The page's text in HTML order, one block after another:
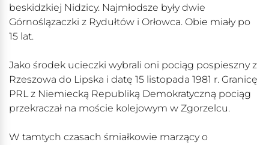
beskidzkiej Nidzicy. Najmłodsze były dwie
Górnoślązaczki z Rydułtów i Orłowca. Obie miały po
15 lat.
Jako środek ucieczki wybrali oni pociąg pospieszny z
Rzeszowa do Lipska i datę 15 listopada 1981 r. Granicę
PRL z Niemiecką Republiką Demokratyczną pociąg
przekraczał na moście kolejowym w Zgorzelcu.
W tamtych czasach śmiałkowie marzący o